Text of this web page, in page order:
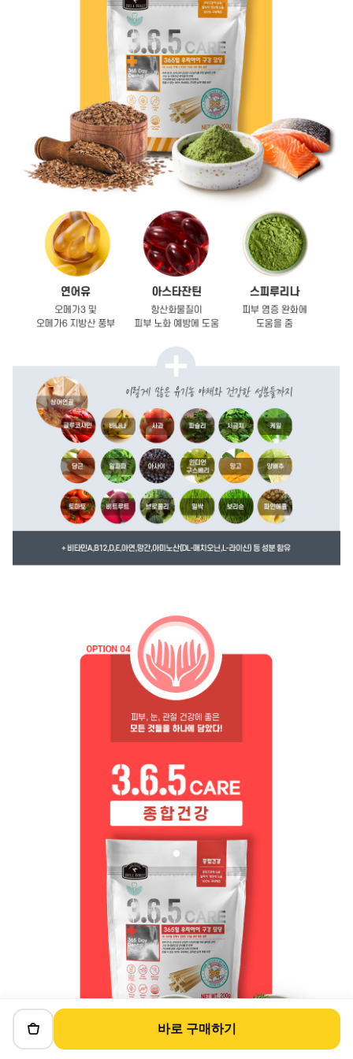
바로 구매하기